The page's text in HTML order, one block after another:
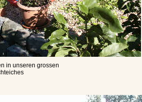
in unseren grossen